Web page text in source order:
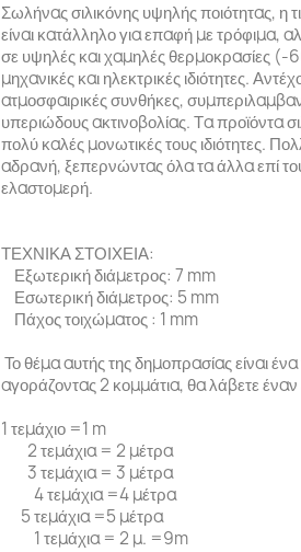
Σωλήνας σιλικόνης υψηλής ποιότητας, η
είναι κατάλληλο για επαφή με τρόφιμα,
σε υψηλές και χαμηλές θερμοκρασίες
μηχανικές και ηλεκτρικές ιδιότητες.
ατμοσφαιρικές συνθήκες,
υπεριώδους ακτινοβολίας. Τα προϊόντα
πολύ καλές μονωτικές τους ιδιότητες.
αδρανή, ξεπερνώντας όλα τα άλλα επί
ελαστομερή.
ΤΕΧΝΙΚΑ ΣΤΟΙΧΕΙΑ:
Εξωτερική διάμετρος: 7 mm
Εσωτερική διάμετρος: 5 mm
Πάχος τοιχώματος : 1 mm
Το θέμα αυτής της δημοπρασίας είναι
αγοράζοντας 2 κομμάτια, θα λάβετε
1 τεμάχιο =1 m
2 τεμάχια = 2 μέτρα
3 τεμάχια = 3 μέτρα
4 τεμάχια =4 μέτρα
5 τεμάχια =5 μέτρα
1 τεμάχια = 2 μ. =9m